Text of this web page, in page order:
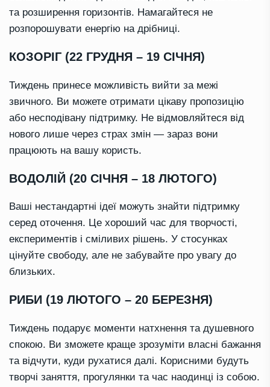
та розширення горизонтів. Намагайтеся не
розпорошувати енергію на дрібниці.
КОЗОРІГ (22 ГРУДНЯ – 19 СІЧНЯ)
Тиждень принесе можливість вийти за межі
звичного. Ви можете отримати цікаву пропозицію
або несподівану підтримку. Не відмовляйтеся від
нового лише через страх змін — зараз вони
працюють на вашу користь.
ВОДОЛІЙ (20 СІЧНЯ – 18 ЛЮТОГО)
Ваші нестандартні ідеї можуть знайти підтримку
серед оточення. Це хороший час для творчості,
експериментів і сміливих рішень. У стосунках
цінуйте свободу, але не забувайте про увагу до
близьких.
РИБИ (19 ЛЮТОГО – 20 БЕРЕЗНЯ)
Тиждень подарує моменти натхнення та душевного
спокою. Ви зможете краще зрозуміти власні бажання
та відчути, куди рухатися далі. Корисними будуть
творчі заняття, прогулянки та час наодинці із собою.